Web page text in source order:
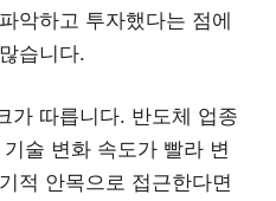
악하고 투자했다는 점에
습니다.
가 따릅니다. 반도체 업종
술 변화 속도가 빨라 변
적 안목으로 접근한다면